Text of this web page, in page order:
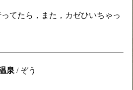
ってたら，また，カゼひいちゃっ
泉 / ぞう